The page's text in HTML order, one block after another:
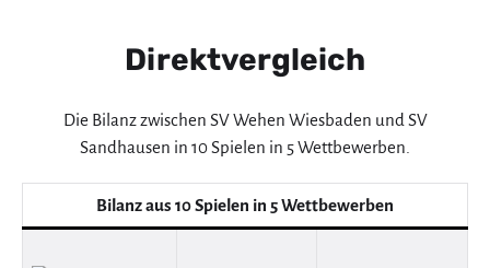
Direktvergleich
Die Bilanz zwischen SV Wehen Wiesbaden und SV
Sandhausen in 10 Spielen in 5 Wettbewerben.
Bilanz aus 10 Spielen in 5 Wettbewerben